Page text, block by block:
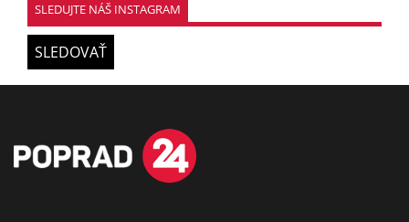
SLEDUJTE NÁŠ INSTAGRAM
SLEDOVAŤ